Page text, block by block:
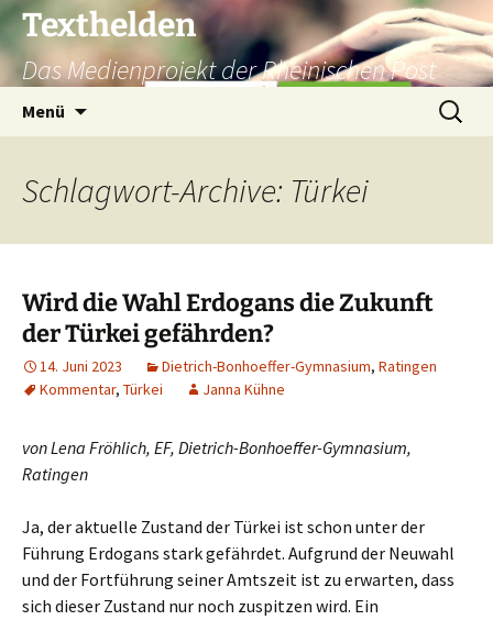
Texthelden
Das Medienprojekt der Rheinischen Post
Menü
Suchen
nach:
Schlagwort-Archive: Türkei
Wird die Wahl Erdogans die Zukunft
der Türkei gefährden?
14. Juni 2023 Dietrich-Bonhoeffer-Gymnasium, Ratingen
Kommentar, Türkei Janna Kühne
von Lena Fröhlich, EF, Dietrich-Bonhoeffer-Gymnasium,
Ratingen
Ja, der aktuelle Zustand der Türkei ist schon unter der
Führung Erdogans stark gefährdet. Aufgrund der Neuwahl
und der Fortführung seiner Amtszeit ist zu erwarten, dass
sich dieser Zustand nur noch zuspitzen wird. Ein